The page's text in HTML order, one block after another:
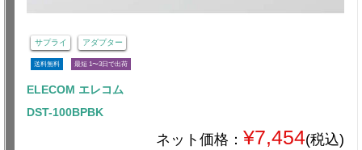
サプライ アダプター
送料無料 最短 1〜3日で出荷
ELECOM エレコム
DST-100BPBK
ネット価格： ¥7,454(税込)